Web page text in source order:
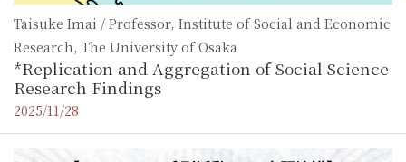
Taisuke Imai / Professor, Institute of Social and Economic
Research, The University of Osaka
*Replication and Aggregation of Social Science
Research Findings
2025/11/28